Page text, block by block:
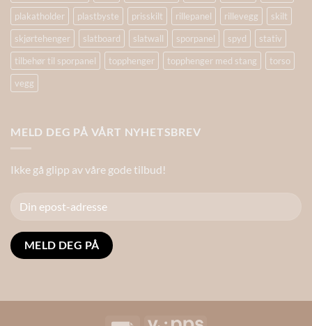
plakatholder
plastbyste prisskilt rillepanel rillevegg
skilt
skjørtehenger
slatboard slatwall sporpanel spyd
stativ
tilbehør til sporpanel
topphenger topphenger med stang
torso
vegg
MELD DEG PÅ VÅRT NYHETSBREV
Ikke gå glipp av våre gode tilbud!